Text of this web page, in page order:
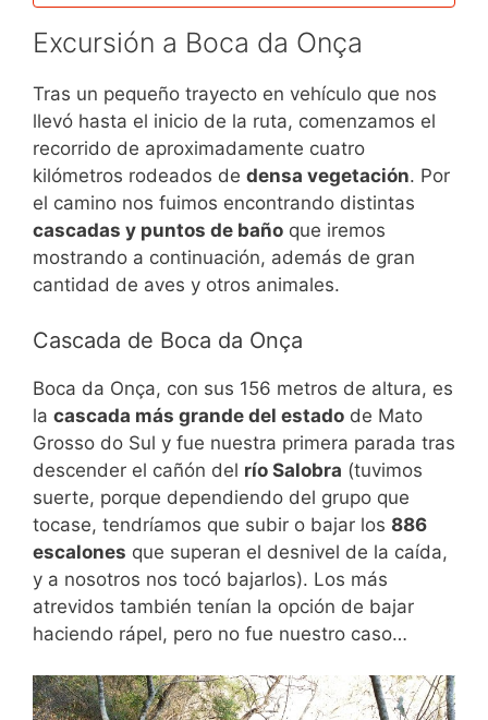
Excursión a Boca da Onça
Tras un pequeño trayecto en vehículo que nos
llevó hasta el inicio de la ruta, comenzamos el
recorrido de aproximadamente cuatro
kilómetros rodeados de densa vegetación. Por
el camino nos fuimos encontrando distintas
cascadas y puntos de baño que iremos
mostrando a continuación, además de gran
cantidad de aves y otros animales.
Cascada de Boca da Onça
Boca da Onça, con sus 156 metros de altura, es
la cascada más grande del estado de Mato
Grosso do Sul y fue nuestra primera parada tras
descender el cañón del río Salobra (tuvimos
suerte, porque dependiendo del grupo que
tocase, tendríamos que subir o bajar los 886
escalones que superan el desnivel de la caída,
y a nosotros nos tocó bajarlos). Los más
atrevidos también tenían la opción de bajar
haciendo rápel, pero no fue nuestro caso…